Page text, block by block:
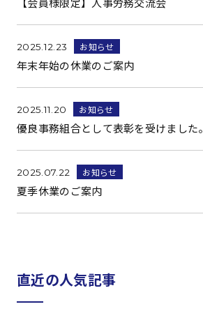
2025.12.23 お知らせ
年末年始の休業のご案内
2025.11.20 お知らせ
優良事務組合として表彰を受けました。
2025.07.22 お知らせ
夏季休業のご案内
直近の人気記事